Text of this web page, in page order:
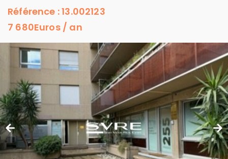
7 680Euros / an
Référence : 13.002123